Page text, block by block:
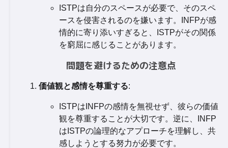
ISTPは自分のスペースが必要で、そのスペ
ースを侵害されるのを嫌います。INFPが感
情的に寄り添いすぎると、ISTPがその関係
を窮屈に感じることがあります。
問題を避けるための注意点
価値観と感情を尊重する:
ISTPはINFPの感情を無視せず、彼らの価値
観を尊重することが大切です。逆に、INFP
はISTPの論理的なアプローチを理解し、共
感しようとする努力が必要です。